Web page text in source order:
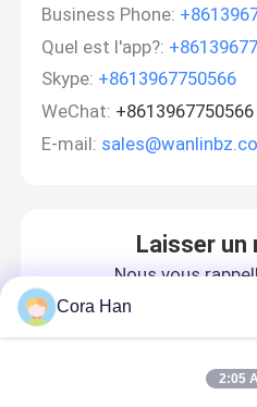
Business Phone:
Quel est l'app?:
Skype: +8613967750566
WeChat: +8613967750566
E-mail:
Laisser un
Nous vous
Cora Han
2:05